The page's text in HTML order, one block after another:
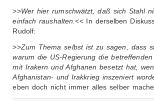
>>Wer hier rumschwätzt, daß sich Stahl
einfach raushalten.<< In derselben
Rudolf:
>>Zum Thema selbst ist zu sagen, dass
warum die US-Regierung die
mit Irakern und Afghanen besetzt hat,
Afghanistan- und Irakkrieg inszeniert
eben doch nicht immer alles selber